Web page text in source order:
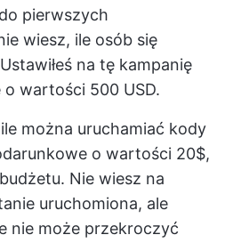
pierwszych
wiesz, ile osób się
na tę kampanię
wartości 500 USD.
można uruchamiać kody
o wartości 20$,
Nie wiesz na
uruchomiona, ale
nie może przekroczyć